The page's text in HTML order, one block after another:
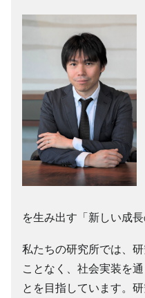
研究員
を生み出す「新しい成長
私たちの研究所では、
ことなく、社会実装を
とを目指しています。